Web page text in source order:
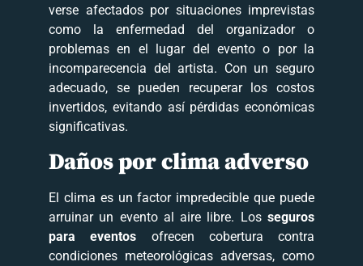
verse afectados por situaciones imprevistas
como la enfermedad del organizador o
problemas en el lugar del evento o por la
incomparecencia del artista. Con un seguro
adecuado, se pueden recuperar los costos
invertidos, evitando así pérdidas económicas
significativas.
Daños por clima adverso
El clima es un factor impredecible que puede
arruinar un evento al aire libre. Los seguros
para eventos ofrecen cobertura contra
condiciones meteorológicas adversas, como